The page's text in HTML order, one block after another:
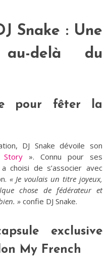
Snake : Une
au-delà du
pour fêter la
DJ Snake dévoile son
». Connu pour ses
choisi de s’associer avec
« Je voulais un titre joyeux,
chose de fédérateur et
»confie DJ Snake.
exclusive
My French